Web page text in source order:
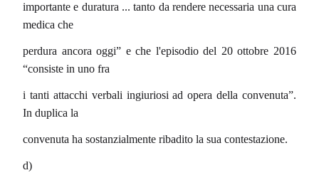
importante e duratura ... tanto da rendere necessaria una cura
medica che
perdura ancora oggi” e che l'episodio del 20 ottobre 2016
“consiste in uno fra
i tanti attacchi verbali ingiuriosi ad opera della convenuta”.
In duplica la
convenuta ha sostanzialmente ribadito la sua contestazione.
d)